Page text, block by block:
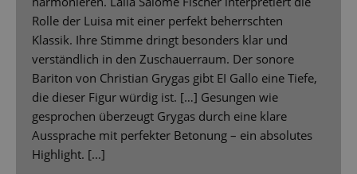
Rolle der Luisa mit einer perfekt beherrschten
Klassik. Ihre Stimme dringt besonders klar und
verständlich in den Zuschauerraum. Der sonore
Bariton von Christian Grygas gibt EI Gallo eine Tiefe,
die dieser Figur würdig ist. […] Gesungen wie
gesprochen überzeugt Grygas durch eine klare
Aussprache mit perfekter Betonung – ein absolutes
Highlight. [...]